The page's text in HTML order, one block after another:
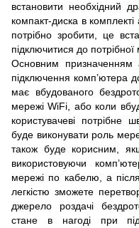
встановити необхідний
компакт-диска в
потрібно зробити, це
підключитися до
Основним призначенням
підключення комп’ютера
має вбудованого
мережі WiFi, або коли
користувачеві потрібне
буде виконувати роль
також буде корисним,
використовуючи
мережі по кабелю, а
легкістю зможете
джерело роздачі
стане в нагоді при